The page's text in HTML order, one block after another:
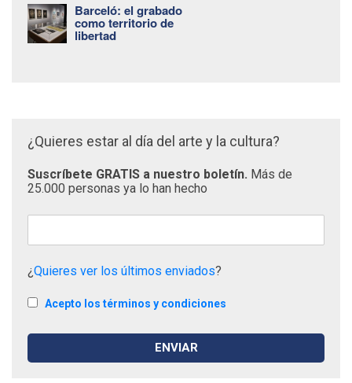
Barceló: el grabado
como territorio de
libertad
¿Quieres estar al día del arte y la cultura?
Suscríbete GRATIS a nuestro boletín. Más de
25.000 personas ya lo han hecho
¿Quieres ver los últimos enviados?
Acepto los términos y condiciones